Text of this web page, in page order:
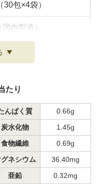
包×4袋）
内製造）
に記載
けする商品は、賞味
多湿を避けて保存し
式会社
たり
んぱく質
0.66g
炭水化物
1.45g
食物繊維
0.69g
グネシウム
36.40mg
亜鉛
0.32mg